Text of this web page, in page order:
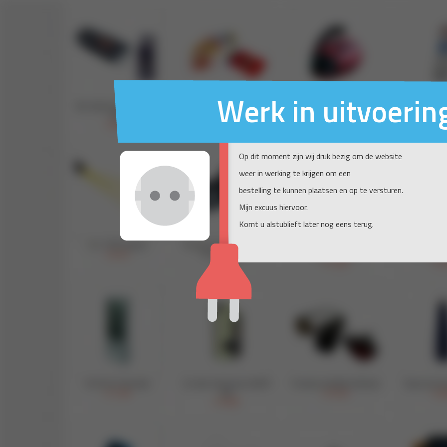
Werk in
Op dit moment zijn wij druk bezig om de website
weer in werking te krijgen om een
bestelling te kunnen plaatsen en op te versturen.
Mijn excuus hiervoor.
Komt u alstublieft later nog eens terug.